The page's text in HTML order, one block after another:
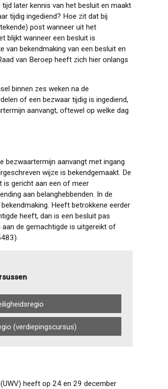
later kennis van het besluit en maakt
tijdig ingediend? Hoe zit dat bij
post wanneer uit het
blijkt wanneer een besluit is
van bekendmaking van een besluit en
van Beroep heeft zich hier onlangs
binnen zes weken na de
of een bezwaar tijdig is ingediend,
aanvangt, oftewel op welke dag
bezwaartermijn aanvangt met ingang
wijze is bekendgemaakt. De
is gericht aan een of meer
aan belanghebbenden. In de
Heeft betrokkene eerder
heeft, dan is een besluit pas
de gemachtigde is uitgereikt of
(verdiepingscursus)
heeft op 24 en 29 december